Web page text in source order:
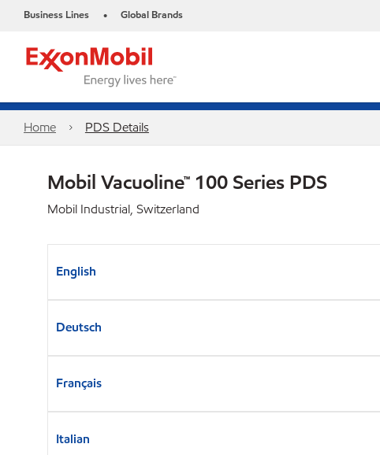
Business Lines • Global Brands
Home PDS Details
Mobil Vacuoline™ 100 Series PDS
Mobil Industrial, Switzerland
English
Deutsch
Français
Italian